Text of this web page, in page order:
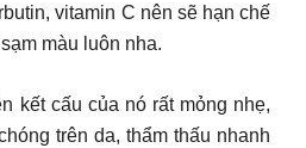
vitamin C nên sẽ hạn chế
màu luôn nha.
kết cấu của nó rất mỏng nhẹ,
trên da, thẩm thấu nhanh